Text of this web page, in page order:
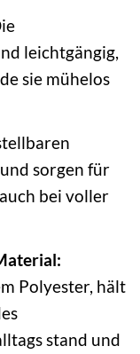
leichtgängig,
sie mühelos
sorgen für
bei voller
Polyester, hält
stand und